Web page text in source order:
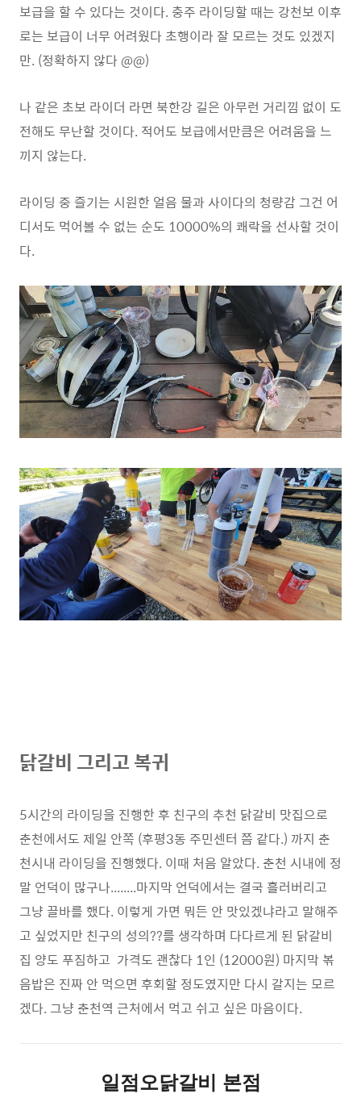
보급을 할 수 있다는 것이다. 충주 라이딩할 때는 강천보 이후
로는 보급이 너무 어려웠다 초행이라 잘 모르는 것도 있겠지
만. (정확하지 않다 @@)
나 같은 초보 라이더 라면 북한강 길은 아무런 거리낌 없이 도
전해도 무난할 것이다. 적어도 보급에서만큼은 어려움을 느
끼지 않는다.
라이딩 중 즐기는 시원한 얼음 물과 사이다의 청량감 그건 어
디서도 먹어볼 수 없는 순도 10000%의 쾌락을 선사할 것이
다.
닭갈비 그리고 복귀
5시간의 라이딩을 진행한 후 친구의 추천 닭갈비 맛집으로
춘천에서도 제일 안쪽 (후평3동 주민센터 쯤 같다.) 까지 춘
천시내 라이딩을 진행했다. 이때 처음 알았다. 춘천 시내에 정
말 언덕이 많구나........마지막 언덕에서는 결국 흘러버리고
그냥 끌바를 했다. 이렇게 가면 뭐든 안 맛있겠냐라고 말해주
고 싶었지만 친구의 성의??를 생각하며 다다르게 된 닭갈비
집 양도 푸짐하고 가격도 괜찮다 1인 (12000원) 마지막 볶
음밥은 진짜 안 먹으면 후회할 정도였지만 다시 갈지는 모르
겠다. 그냥 춘천역 근처에서 먹고 쉬고 싶은 마음이다.